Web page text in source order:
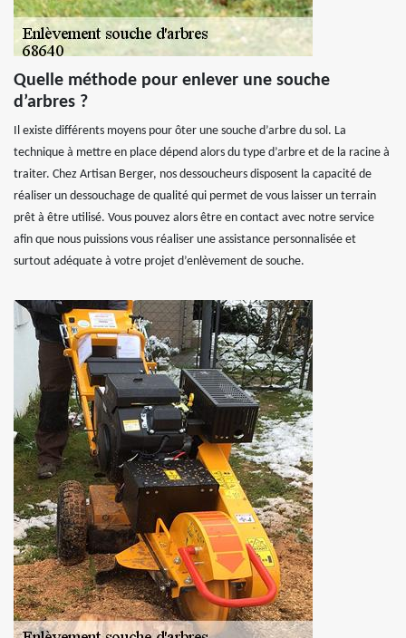
Quelle méthode pour enlever une souche
d’arbres ?
Il existe différents moyens pour ôter une souche d’arbre du sol. La
technique à mettre en place dépend alors du type d’arbre et de la racine à
traiter. Chez Artisan Berger, nos dessoucheurs disposent la capacité de
réaliser un dessouchage de qualité qui permet de vous laisser un terrain
prêt à être utilisé. Vous pouvez alors être en contact avec notre service
afin que nous puissions vous réaliser une assistance personnalisée et
surtout adéquate à votre projet d’enlèvement de souche.